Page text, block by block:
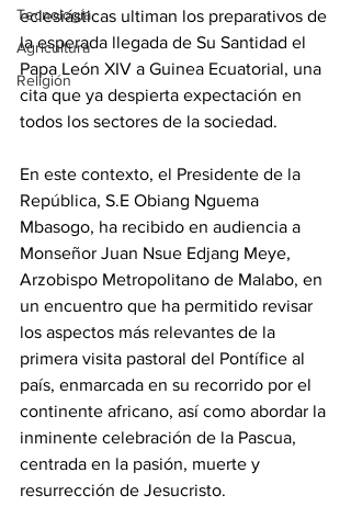
Tecnología
Agricultura
Religión
eclesiásticas ultiman los preparativos de
la esperada llegada de Su Santidad el
Papa León XIV a Guinea Ecuatorial, una
cita que ya despierta expectación en
todos los sectores de la sociedad.
En este contexto, el Presidente de la
República, S.E Obiang Nguema
Mbasogo, ha recibido en audiencia a
Monseñor Juan Nsue Edjang Meye,
Arzobispo Metropolitano de Malabo, en
un encuentro que ha permitido revisar
los aspectos más relevantes de la
primera visita pastoral del Pontífice al
país, enmarcada en su recorrido por el
continente africano, así como abordar la
inminente celebración de la Pascua,
centrada en la pasión, muerte y
resurrección de Jesucristo.